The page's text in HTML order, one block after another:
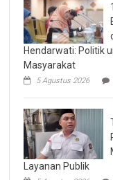
Hendarwati: Politik
Masyarakat
5 Agustus 2026
Layanan Publik